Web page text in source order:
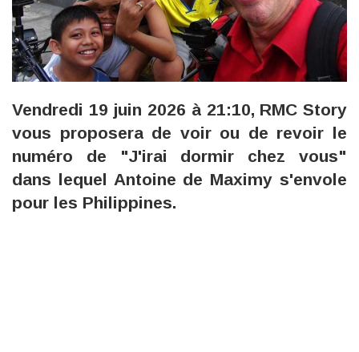
Vendredi 19 juin 2026 à 21:10, RMC Story
vous proposera de voir ou de revoir le
numéro de "J'irai dormir chez vous"
dans lequel Antoine de Maximy s'envole
pour les Philippines.